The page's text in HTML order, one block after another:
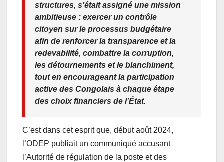
structures, s’était assigné une mission
ambitieuse : exercer un contrôle
citoyen sur le processus budgétaire
afin de renforcer la transparence et la
redevabilité, combattre la corruption,
les détournements et le blanchiment,
tout en encourageant la participation
active des Congolais à chaque étape
des choix financiers de l’État.
C’est dans cet esprit que, début août 2024,
l’ODEP publiait un communiqué accusant
l’Autorité de régulation de la poste et des